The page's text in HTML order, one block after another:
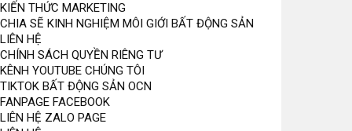
KIẾN THỨC MARKETING
CHIA SẼ KINH NGHIỆM MÔI GIỚI BẤT ĐỘNG SẢN
LIÊN HỆ
CHÍNH SÁCH QUYỀN RIÊNG TƯ
KÊNH YOUTUBE CHÚNG TÔI
TIKTOK BẤT ĐỘNG SẢN OCN
FANPAGE FACEBOOK
LIÊN HỆ ZALO PAGE